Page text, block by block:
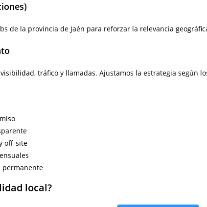
de la provincia de Jaén para reforzar la relevancia
tráfico y llamadas. Ajustamos la estrategia según
off-site
permanente
local?